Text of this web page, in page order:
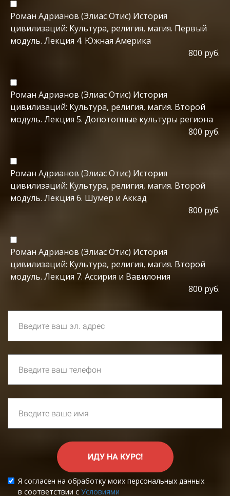
Роман Адрианов (Элиас Отис) История
цивилизаций: Культура, религия, магия. Первый
модуль. Лекция 4. Южная Америка
800 руб.
Роман Адрианов (Элиас Отис) История
цивилизаций: Культура, религия, магия. Второй
модуль. Лекция 5. Допотопные культуры региона
800 руб.
Роман Адрианов (Элиас Отис) История
цивилизаций: Культура, религия, магия. Второй
модуль. Лекция 6. Шумер и Аккад
800 руб.
Роман Адрианов (Элиас Отис) История
цивилизаций: Культура, религия, магия. Второй
модуль. Лекция 7. Ассирия и Вавилония
800 руб.
ИДУ НА КУРС!
Я согласен на обработку моих персональных данных
в соответствии с Условиями